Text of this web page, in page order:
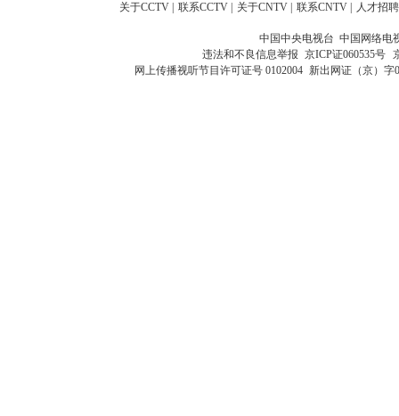
关于CCTV 联系CCTV 关于CNTV 联系CNTV 人才招聘
中国中央电视台 中国网络电
违法和不良信息举报 京ICP证060535号
网上传播视听节目许可证号 0102004 新出网证（京）